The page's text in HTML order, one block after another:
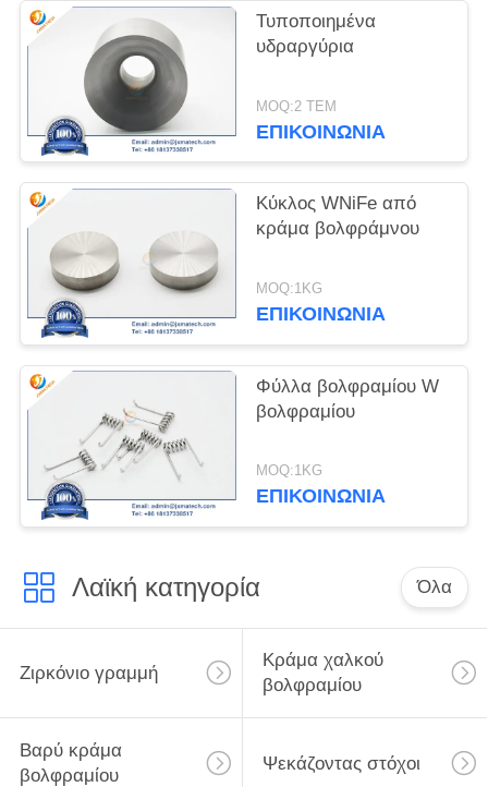
Τυποποιημένα
υδραργύρια
MOQ:2 ΤΕΜ
ΕΠΙΚΟΙΝΩΝΊΑ
Κύκλος WNiFe από
κράμα βολφράμνου
MOQ:1KG
ΕΠΙΚΟΙΝΩΝΊΑ
Φύλλα βολφραμίου W
βολφραμίου
MOQ:1KG
ΕΠΙΚΟΙΝΩΝΊΑ
Λαϊκή κατηγορία Όλα
Ζιρκόνιο γραμμή
Κράμα χαλκού
βολφραμίου
Βαρύ κράμα
βολφραμίου
Ψεκάζοντας στόχοι